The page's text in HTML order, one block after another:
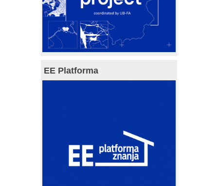
EE Platforma